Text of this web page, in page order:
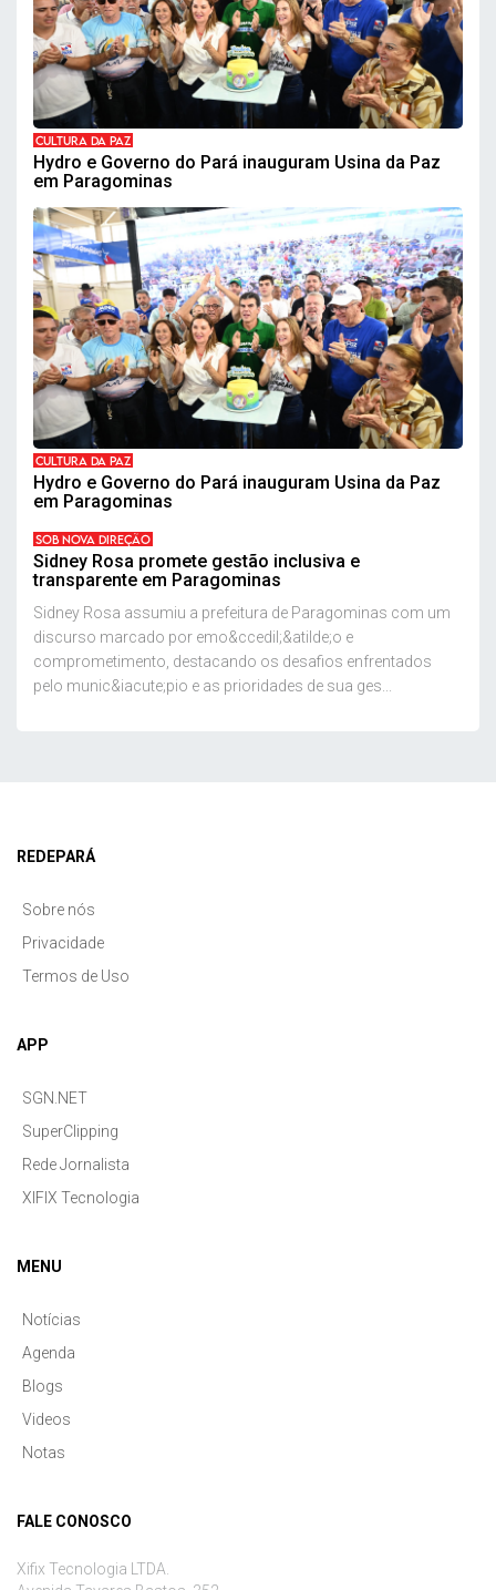
CULTURA DA PAZ
Hydro e Governo do Pará inauguram Usina da Paz
em Paragominas
CULTURA DA PAZ
Hydro e Governo do Pará inauguram Usina da Paz
em Paragominas
SOB NOVA DIREÇÃO
Sidney Rosa promete gestão inclusiva e
transparente em Paragominas
Sidney Rosa assumiu a prefeitura de Paragominas com um
discurso marcado por emo&ccedil;&atilde;o e
comprometimento, destacando os desafios enfrentados
pelo munic&iacute;pio e as prioridades de sua ges...
REDEPARÁ
Sobre nós
Privacidade
Termos de Uso
APP
SGN.NET
SuperClipping
Rede Jornalista
XIFIX Tecnologia
MENU
Notícias
Agenda
Blogs
Videos
Notas
FALE CONOSCO
Xifix Tecnologia LTDA.